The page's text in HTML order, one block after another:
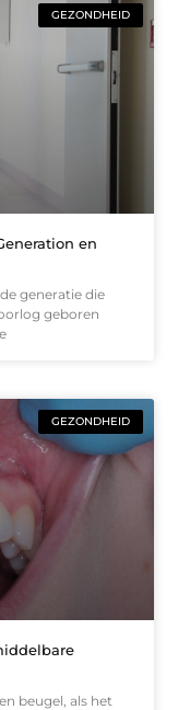
GEZONDHEID
en
generatie die
geboren
GEZONDHEID
beugel, als het